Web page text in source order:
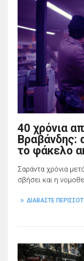
40 χρόνια
Βραβάνδης:
το φάκελο
Σαράντα χρόνια
σβήσει και η
ΔΙΑΒΑΣΤΕ